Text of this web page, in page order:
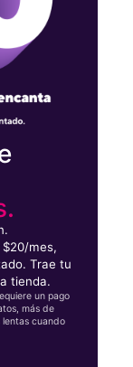
mes,
Trae tu
tienda.
un pago
más de
cuando